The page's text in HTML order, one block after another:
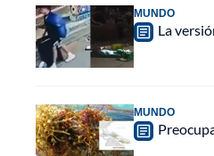
MUNDO
La
MUNDO